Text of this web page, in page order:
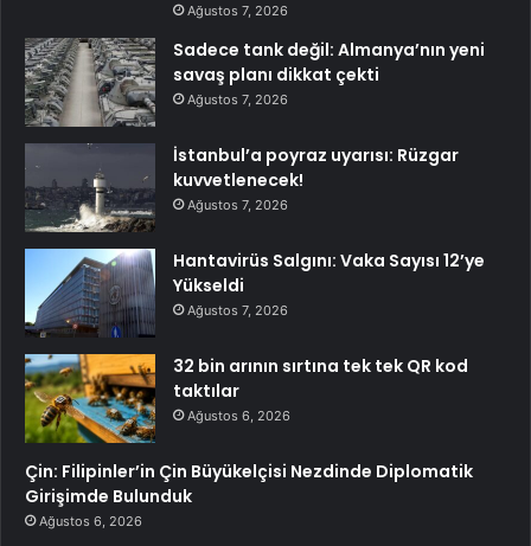
Ağustos 7, 2026
Sadece tank değil: Almanya’nın yeni
savaş planı dikkat çekti
Ağustos 7, 2026
İstanbul’a poyraz uyarısı: Rüzgar
kuvvetlenecek!
Ağustos 7, 2026
Hantavirüs Salgını: Vaka Sayısı 12’ye
Yükseldi
Ağustos 7, 2026
32 bin arının sırtına tek tek QR kod
taktılar
Ağustos 6, 2026
Çin: Filipinler’in Çin Büyükelçisi Nezdinde Diplomatik
Girişimde Bulunduk
Ağustos 6, 2026